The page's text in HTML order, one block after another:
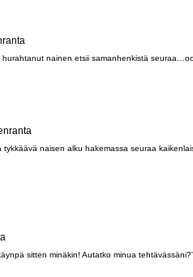
hurahtanut nainen etsii samanhenkistä
tykkäävä naisen alku hakemassa seuraa
sitten minäkin! Autatko minua tehtävässäni?”